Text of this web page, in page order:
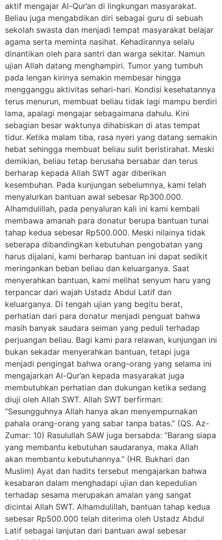
aktif mengajar Al-Qur’an di lingkungan masyarakat.
Beliau juga mengabdikan diri sebagai guru di sebuah
sekolah swasta dan menjadi tempat masyarakat belajar
agama serta meminta nasihat. Kehadirannya selalu
dinantikan oleh para santri dan warga sekitar. Namun
ujian Allah datang menghampiri. Tumor yang tumbuh
pada lengan kirinya semakin membesar hingga
mengganggu aktivitas sehari-hari. Kondisi kesehatannya
terus menurun, membuat beliau tidak lagi mampu berdiri
lama, apalagi mengajar sebagaimana dahulu. Kini
sebagian besar waktunya dihabiskan di atas tempat
tidur. Ketika malam tiba, rasa nyeri yang datang semakin
hebat sehingga membuat beliau sulit beristirahat. Meski
demikian, beliau tetap berusaha bersabar dan terus
berharap kepada Allah SWT agar diberikan
kesembuhan. Pada kunjungan sebelumnya, kami telah
menyalurkan bantuan awal sebesar Rp300.000.
Alhamdulillah, pada penyaluran kali ini kami kembali
membawa amanah para donatur berupa bantuan tunai
tahap kedua sebesar Rp500.000. Meski nilainya tidak
seberapa dibandingkan kebutuhan pengobatan yang
harus dijalani, kami berharap bantuan ini dapat sedikit
meringankan beban beliau dan keluarganya. Saat
menyerahkan bantuan, kami melihat senyum haru yang
terpancar dari wajah Ustadz Abdul Latif dan
keluarganya. Di tengah ujian yang begitu berat,
perhatian dari para donatur menjadi penguat bahwa
masih banyak saudara seiman yang peduli terhadap
perjuangan beliau. Bagi kami para relawan, kunjungan ini
bukan sekadar menyerahkan bantuan, tetapi juga
menjadi pengingat bahwa orang-orang yang selama ini
mengajarkan Al-Qur’an kepada masyarakat juga
membutuhkan perhatian dan dukungan ketika sedang
diuji oleh Allah SWT. Allah SWT berfirman:
“Sesungguhnya Allah hanya akan menyempurnakan
pahala orang-orang yang sabar tanpa batas.” (QS. Az-
Zumar: 10) Rasulullah SAW juga bersabda: “Barang siapa
yang membantu kebutuhan saudaranya, maka Allah
akan membantu kebutuhannya.” (HR. Bukhari dan
Muslim) Ayat dan hadits tersebut mengajarkan bahwa
kesabaran dalam menghadapi ujian dan kepedulian
terhadap sesama merupakan amalan yang sangat
dicintai Allah SWT. Alhamdulillah, bantuan tahap kedua
sebesar Rp500.000 telah diterima oleh Ustadz Abdul
Latif sebagai lanjutan dari bantuan awal sebesar